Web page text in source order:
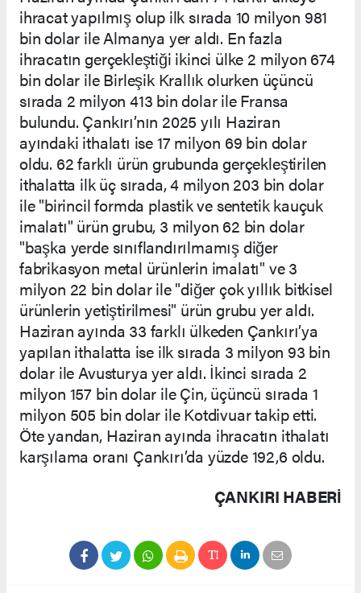
ihracat yapılmış olup ilk sırada 10 milyon 981
bin dolar ile Almanya yer aldı. En fazla
ihracatın gerçekleştiği ikinci ülke 2 milyon 674
bin dolar ile Birleşik Krallık olurken üçüncü
sırada 2 milyon 413 bin dolar ile Fransa
bulundu. Çankırı’nın 2025 yılı Haziran
ayındaki ithalatı ise 17 milyon 69 bin dolar
oldu. 62 farklı ürün grubunda gerçekleştirilen
ithalatta ilk üç sırada, 4 milyon 203 bin dolar
ile "birincil formda plastik ve sentetik kauçuk
imalatı" ürün grubu, 3 milyon 62 bin dolar
"başka yerde sınıflandırılmamış diğer
fabrikasyon metal ürünlerin imalatı" ve 3
milyon 22 bin dolar ile "diğer çok yıllık bitkisel
ürünlerin yetiştirilmesi" ürün grubu yer aldı.
Haziran ayında 33 farklı ülkeden Çankırı’ya
yapılan ithalatta ise ilk sırada 3 milyon 93 bin
dolar ile Avusturya yer aldı. İkinci sırada 2
milyon 157 bin dolar ile Çin, üçüncü sırada 1
milyon 505 bin dolar ile Kotdivuar takip etti.
Öte yandan, Haziran ayında ihracatın ithalatı
karşılama oranı Çankırı’da yüzde 192,6 oldu.
ÇANKIRI HABERİ